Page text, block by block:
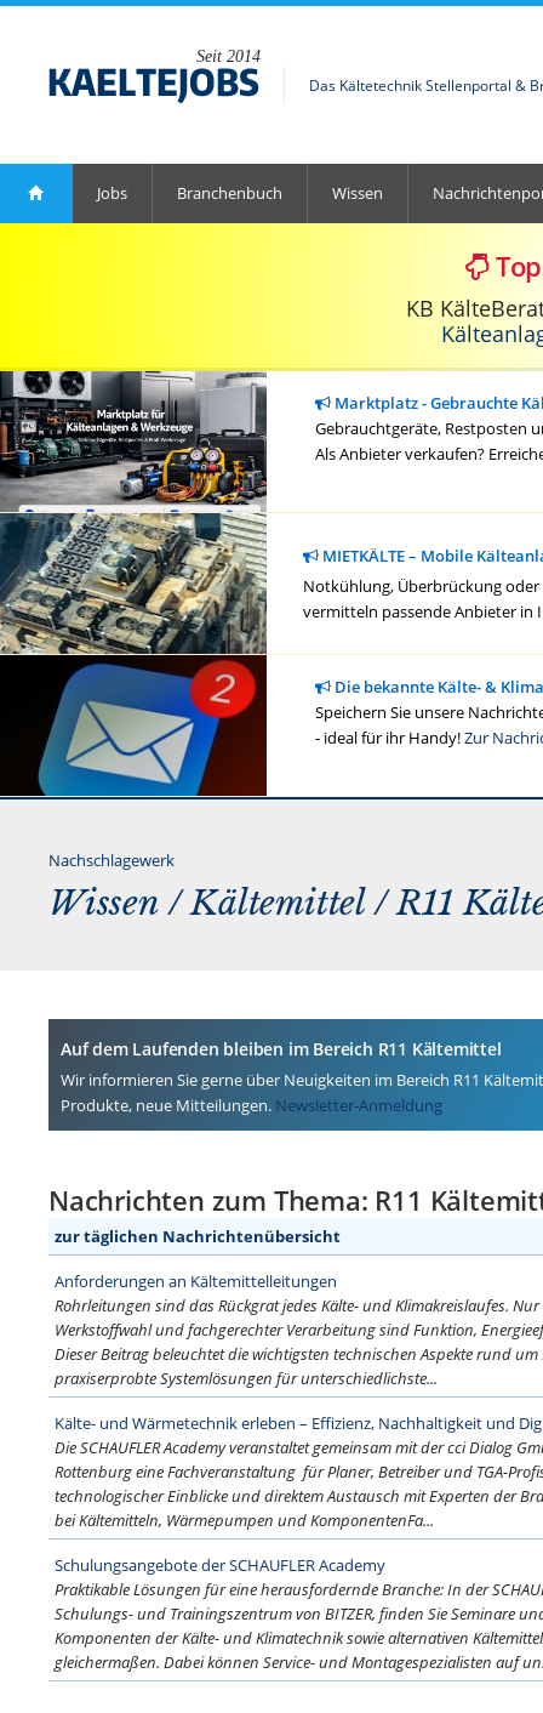
Seit 2014
Das Kältetechnik Stellenportal &
Jobs Branchenbuch Wissen
KB
Marktplatz - Gebrauchte
Gebrauchtgeräte, Restposten
Als Anbieter verkaufen?
MIETKÄLTE – Mobile
Notkühlung, Überbrückung
vermitteln passende Anbieter in
Die bekannte Kälte- &
Speichern Sie unsere
- ideal für ihr Handy!Zur
Nachschlagewerk
Wissen /Kältemittel/ R11
Auf dem Laufenden bleiben im Bereich R11 Kältemittel
Wir informieren Sie gerne über Neuigkeiten im Bereich R11
Produkte, neue Mitteilungen. Newsletter-Anmeldung
Nachrichten zum Thema: R11
zur täglichen Nachrichtenübersicht
Anforderungen an Kältemittelleitungen
Rohrleitungen sind das Rückgrat jedes Kälte- und Klimakreislaufes.
Werkstoffwahl und fachgerechter Verarbeitung sind Funktion,
Dieser Beitrag beleuchtet die wichtigsten technischen Aspekte rund
praxiserprobte Systemlösungen für unterschiedlichste...
Kälte- und Wärmetechnik erleben – Effizienz, Nachhaltigkeit und
Die SCHAUFLER Academy veranstaltet gemeinsam mit der cci Dialog
Rottenburg eine Fachveranstaltung für Planer, Betreiber und TGA-
technologischer Einblicke und direktem Austausch mit Experten der
bei Kältemitteln, Wärmepumpen und KomponentenFa...
Schulungsangebote der SCHAUFLER Academy
Praktikable Lösungen für eine herausfordernde Branche: In der
Schulungs- und Trainingszentrum von BITZER, finden Sie Seminare
Komponenten der Kälte- und Klimatechnik sowie alternativen
gleichermaßen. Dabei können Service- und Montagespezialisten auf